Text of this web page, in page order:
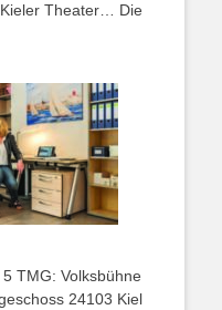
Theater… Die
TMG: Volksbühne
24103 Kiel